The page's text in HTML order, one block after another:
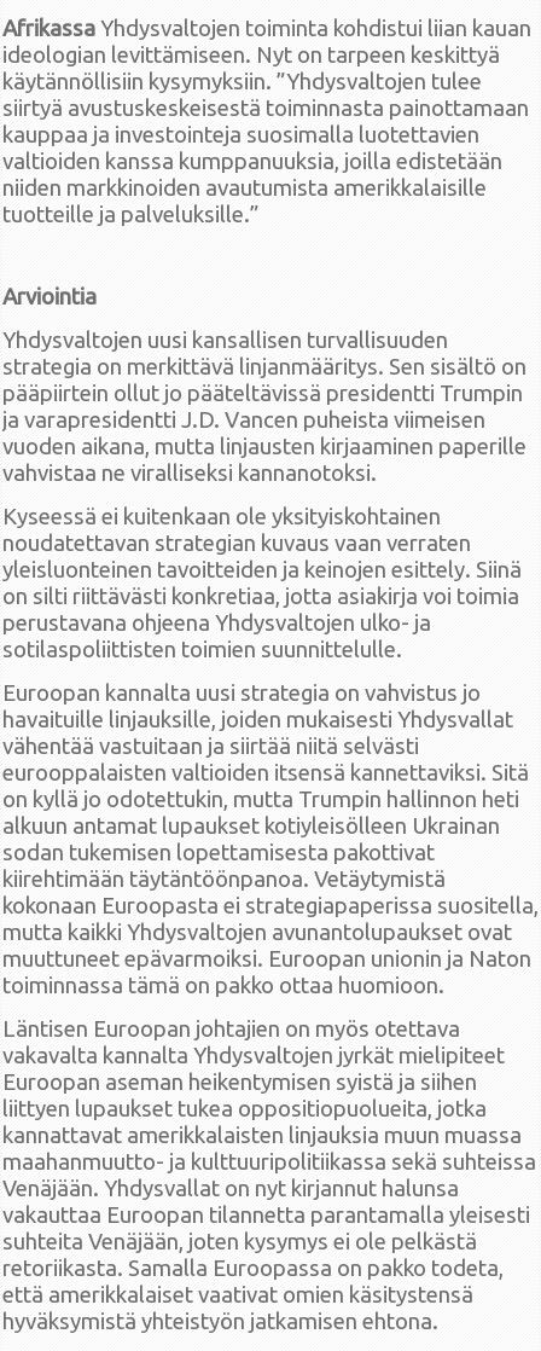
AfrikassaYhdysvaltojen toiminta kohdistui liian kauan
ideologian levittämiseen. Nyt on tarpeen keskittyä
käytännöllisiin kysymyksiin. ”Yhdysvaltojen tulee
siirtyä avustuskeskeisestä toiminnasta painottamaan
kauppaa ja investointeja suosimalla luotettavien
valtioiden kanssa kumppanuuksia, joilla edistetään
niiden markkinoiden avautumista amerikkalaisille
tuotteille ja palveluksille.”
Arviointia
Yhdysvaltojen uusi kansallisen turvallisuuden
strategia on merkittävä linjanmääritys. Sen sisältö on
pääpiirtein ollut jo pääteltävissä presidentti Trumpin
ja varapresidentti J.D. Vancen puheista viimeisen
vuoden aikana, mutta linjausten kirjaaminen paperille
vahvistaa ne viralliseksi kannanotoksi.
Kyseessä ei kuitenkaan ole yksityiskohtainen
noudatettavan strategian kuvaus vaan verraten
yleisluonteinen tavoitteiden ja keinojen esittely. Siinä
on silti riittävästi konkretiaa, jotta asiakirja voi toimia
perustavana ohjeena Yhdysvaltojen ulko- ja
sotilaspoliittisten toimien suunnittelulle.
Euroopan kannalta uusi strategia on vahvistus jo
havaituille linjauksille, joiden mukaisesti Yhdysvallat
vähentää vastuitaan ja siirtää niitä selvästi
eurooppalaisten valtioiden itsensä kannettaviksi. Sitä
on kyllä jo odotettukin, mutta Trumpin hallinnon heti
alkuun antamat lupaukset kotiyleisölleen Ukrainan
sodan tukemisen lopettamisesta pakottivat
kiirehtimään täytäntöönpanoa. Vetäytymistä
kokonaan Euroopasta ei strategiapaperissa suositella,
mutta kaikki Yhdysvaltojen avunantolupaukset ovat
muuttuneet epävarmoiksi. Euroopan unionin ja Naton
toiminnassa tämä on pakko ottaa huomioon.
Läntisen Euroopan johtajien on myös otettava
vakavalta kannalta Yhdysvaltojen jyrkät mielipiteet
Euroopan aseman heikentymisen syistä ja siihen
liittyen lupaukset tukea oppositiopuolueita, jotka
kannattavat amerikkalaisten linjauksia muun muassa
maahanmuutto- ja kulttuuripolitiikassa sekä suhteissa
Venäjään. Yhdysvallat on nyt kirjannut halunsa
vakauttaa Euroopan tilannetta parantamalla yleisesti
suhteita Venäjään, joten kysymys ei ole pelkästä
retoriikasta. Samalla Euroopassa on pakko todeta,
että amerikkalaiset vaativat omien käsitystensä
hyväksymistä yhteistyön jatkamisen ehtona.